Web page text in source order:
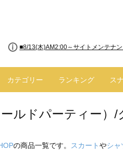
■8/13(木)AM2:00～サイトメンテナ
カテゴリー ランキング ス
ルドパーティー）/
の商品一覧です。 スカートやシャ